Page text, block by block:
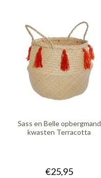
Sass en Belle opbergmand
kwasten Terracotta
€25,95